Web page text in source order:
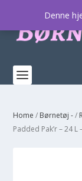
Home / Børnetøj -/
Padded Pak’r – 24 L
Denne